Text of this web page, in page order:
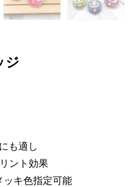
ジ
も適し
ント効果
キ色指定可能